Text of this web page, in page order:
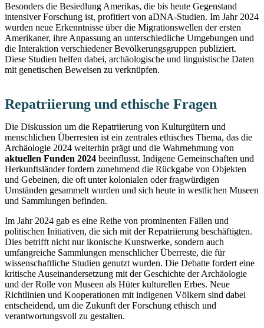
Besonders die Besiedlung Amerikas, die bis heute Gegenstand
intensiver Forschung ist, profitiert von aDNA-Studien. Im Jahr 2024
wurden neue Erkenntnisse über die Migrationswellen der ersten
Amerikaner, ihre Anpassung an unterschiedliche Umgebungen und
die Interaktion verschiedener Bevölkerungsgruppen publiziert.
Diese Studien helfen dabei, archäologische und linguistische Daten
mit genetischen Beweisen zu verknüpfen.
Repatriierung und ethische Fragen
Die Diskussion um die Repatriierung von Kulturgütern und
menschlichen Überresten ist ein zentrales ethisches Thema, das die
Archäologie 2024 weiterhin prägt und die Wahrnehmung von
aktuellen Funden 2024 beeinflusst. Indigene Gemeinschaften und
Herkunftsländer fordern zunehmend die Rückgabe von Objekten
und Gebeinen, die oft unter kolonialen oder fragwürdigen
Umständen gesammelt wurden und sich heute in westlichen Museen
und Sammlungen befinden.
Im Jahr 2024 gab es eine Reihe von prominenten Fällen und
politischen Initiativen, die sich mit der Repatriierung beschäftigten.
Dies betrifft nicht nur ikonische Kunstwerke, sondern auch
umfangreiche Sammlungen menschlicher Überreste, die für
wissenschaftliche Studien genutzt wurden. Die Debatte fordert eine
kritische Auseinandersetzung mit der Geschichte der Archäologie
und der Rolle von Museen als Hüter kulturellen Erbes. Neue
Richtlinien und Kooperationen mit indigenen Völkern sind dabei
entscheidend, um die Zukunft der Forschung ethisch und
verantwortungsvoll zu gestalten.